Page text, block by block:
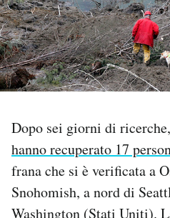
PODCAST
NEWSLETTER
SHOP
CALENDARIO
Dopo sei giorni di
hanno recuperato 17
frana che si è verificata a
Snohomish, a nord di
Washington (Stati Uniti).